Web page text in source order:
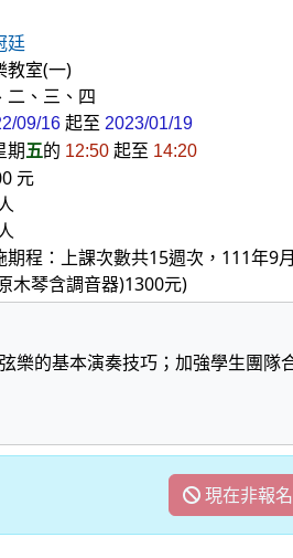
廷
教室(一)
二、三、四
09/16起至2023/01/19
期五的 12:50起至 14:20
元
期程：上課次數共15週次，111年9
木琴含調音器)1300元)
樂的基本演奏技巧；加強學生團
現在非報